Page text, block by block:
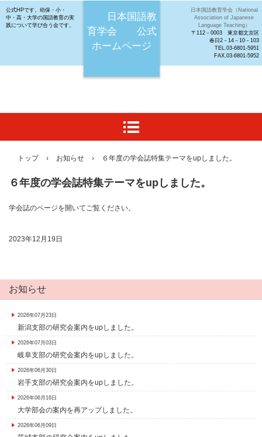
日本国語教
育学会 公式
ホームページ
公式HPです。幼保・小・
中・高・大学の国語教育の実
践について学び合う会です。
日本国語教育学会（National
Association of Japanese
Language Teaching）
〒112－0003 東京都文京区
春日2－14－10－103
TEL.03-6801-5951
FAX.03-6801-5952
トップ › お知らせ › ６年度の学会誌特集テーマをupしました。
６年度の学会誌特集テーマをupしました。
学会誌のページを開いてご覧ください。
2023年12月19日
お知らせ
2026年07月23日
新潟支部の研究会案内をupしました。
2026年07月03日
岐阜支部の研究会案内をupしました。
2026年06月30日
岩手支部の研究会案内をupしました。
2026年06月16日
大学部会の案内を再アップしました。
2026年06月09日